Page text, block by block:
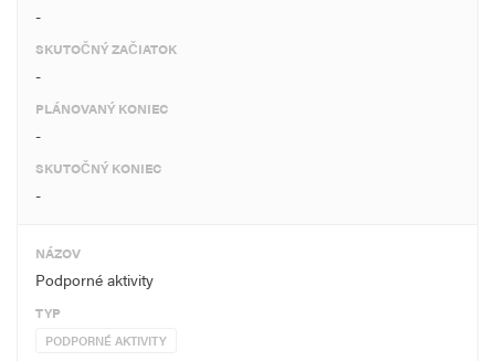
-
SKUTOČNÝ ZAČIATOK
-
PLÁNOVANÝ KONIEC
-
SKUTOČNÝ KONIEC
-
NÁZOV
Podporné aktivity
TYP
PODPORNÉ AKTIVITY